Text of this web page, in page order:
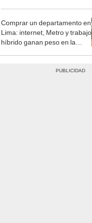
Comprar un departamento en
Lima: internet, Metro y trabajo
híbrido ganan peso en la